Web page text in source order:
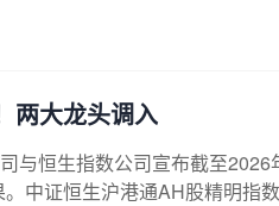
两大龙头调入
与恒生指数公司宣布截至
中证恒生沪港通AH股精明指